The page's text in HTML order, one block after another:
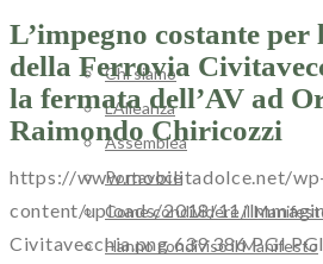
Chi siamo
L’Alleanza
Assemblea
Portavoce
Come condividere il
Hanno condiviso il Manifesto
L’impegno costante
della Ferrovia
la fermata dell’AV ad
Raimondo Chiricozzi
https://www.mobilitadolce.net/
content/uploads/2018/11/
Civitavecchia.png639386PGIPGI